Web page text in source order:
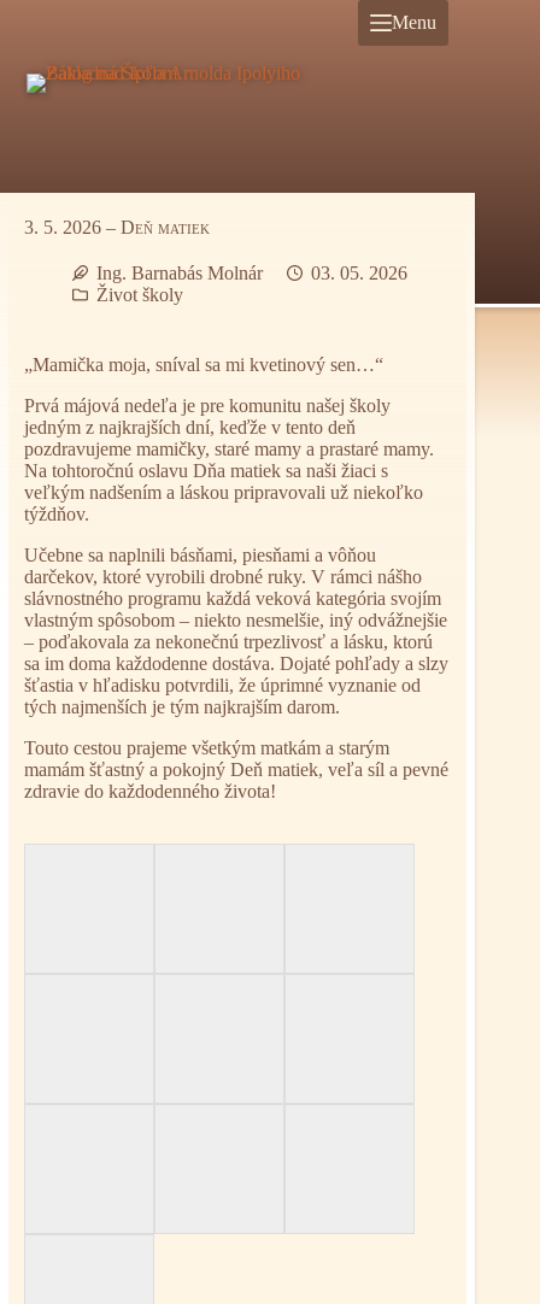
Menu
3. 5. 2026 – Deň matiek
Ing. Barnabás Molnár
03. 05. 2026
Život školy
„Mamička moja, sníval sa mi kvetinový sen…“
Prvá májová nedeľa je pre komunitu našej školy
jedným z najkrajších dní, keďže v tento deň
pozdravujeme mamičky, staré mamy a prastaré mamy.
Na tohtoročnú oslavu Dňa matiek sa naši žiaci s
veľkým nadšením a láskou pripravovali už niekoľko
týždňov.
Učebne sa naplnili básňami, piesňami a vôňou
darčekov, ktoré vyrobili drobné ruky. V rámci nášho
slávnostného programu každá veková kategória svojím
vlastným spôsobom – niekto nesmelšie, iný odvážnejšie
– poďakovala za nekonečnú trpezlivosť a lásku, ktorú
sa im doma každodenne dostáva. Dojaté pohľady a slzy
šťastia v hľadisku potvrdili, že úprimné vyznanie od
tých najmenších je tým najkrajším darom.
Touto cestou prajeme všetkým matkám a starým
mamám šťastný a pokojný Deň matiek, veľa síl a pevné
zdravie do každodenného života!